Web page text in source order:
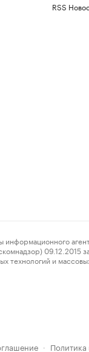
RSS
технологий и
·